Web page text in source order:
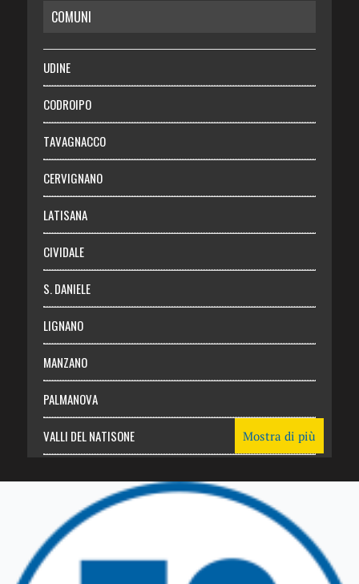
RISPARMIO
SALUTE
Necrologie
Chi siamo
Abbonati
Login
COMUNI
UDINE
CODROIPO
TAVAGNACCO
CERVIGNANO
LATISANA
CIVIDALE
S. DANIELE
LIGNANO
MANZANO
PALMANOVA
VALLI DEL NATISONE
TRICESIMO
TARCENTO
Mostra di più